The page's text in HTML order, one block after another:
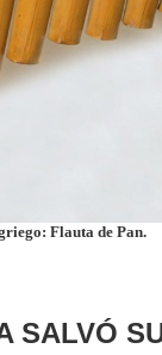
Flauta de Pan.
SALVÓ